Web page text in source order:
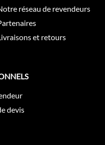
réseau de revendeurs
et retours
devis